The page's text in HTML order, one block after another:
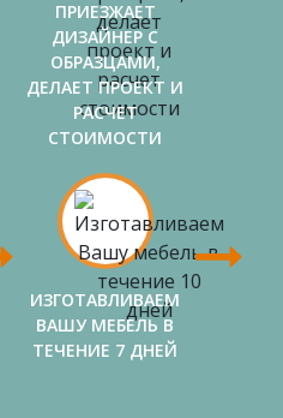
ПРИЕЗЖАЕТ
ДИЗАЙНЕР С
ОБРАЗЦАМИ,
ДЕЛАЕТ ПРОЕКТ И
РАСЧЕТ
СТОИМОСТИ
ИЗГОТАВЛИВАЕМ
ВАШУ МЕБЕЛЬ В
ТЕЧЕНИЕ 7 ДНЕЙ